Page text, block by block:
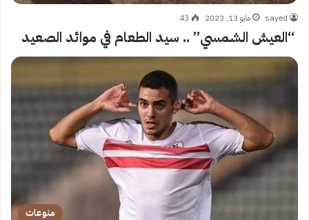
sayed مايو 13, 2023 43
“العيش الشمسي” .. سيد الطعام في موائد الصعيد
منوعات